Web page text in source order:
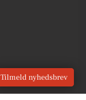
Tilmeld nyhedsbrev